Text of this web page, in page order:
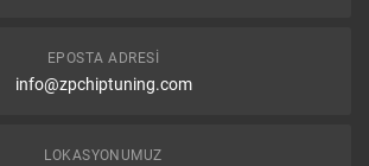
EPOSTA ADRESI
info@zpchiptuning.com
LOKASYONUMUZ